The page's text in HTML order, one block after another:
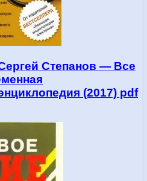
Степанов — Все
(2017) pdf